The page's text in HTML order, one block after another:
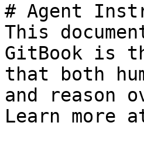
# Agent
This
GitBook is
that both
and reason
Learn more